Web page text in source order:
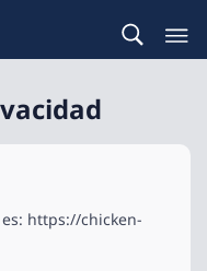
https://chicken-